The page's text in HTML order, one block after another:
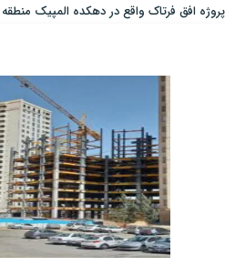
پروژه افق فرتاک واقع در دهکده المپیک منطقه 22